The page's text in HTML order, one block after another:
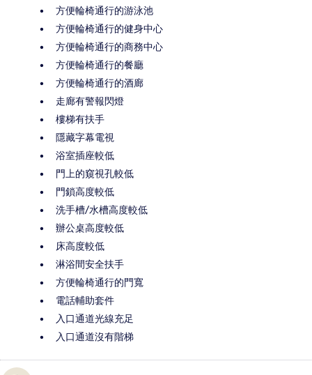
方便輪椅通行的游泳池
方便輪椅通行的健身中心
方便輪椅通行的商務中心
方便輪椅通行的餐廳
方便輪椅通行的酒廊
走廊有警報閃燈
樓梯有扶手
隱藏字幕電視
浴室插座較低
門上的窺視孔較低
門鎖高度較低
洗手槽/水槽高度較低
辦公桌高度較低
床高度較低
淋浴間安全扶手
方便輪椅通行的門寬
電話輔助套件
入口通道光線充足
入口通道沒有階梯